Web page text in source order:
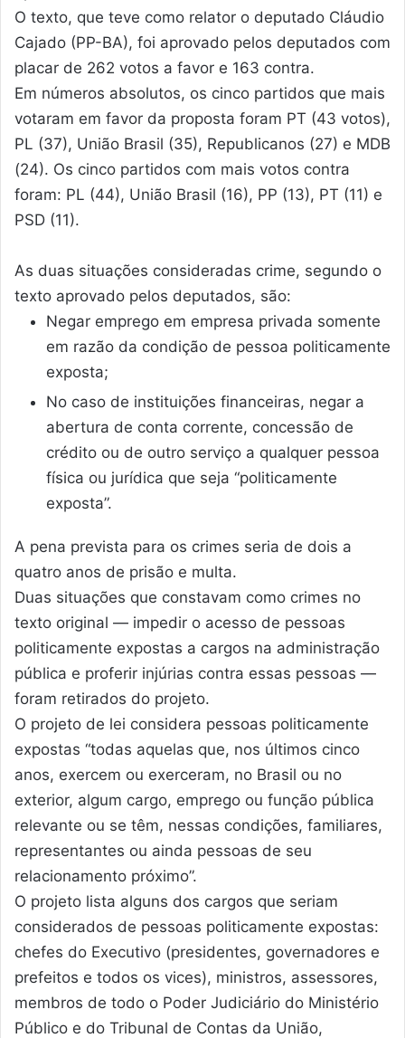
O texto, que teve como relator o deputado Cláudio
Cajado (PP-BA), foi aprovado pelos deputados com
placar de 262 votos a favor e 163 contra.
Em números absolutos, os cinco partidos que mais
votaram em favor da proposta foram PT (43 votos),
PL (37), União Brasil (35), Republicanos (27) e MDB
(24). Os cinco partidos com mais votos contra
foram: PL (44), União Brasil (16), PP (13), PT (11) e
PSD (11).
As duas situações consideradas crime, segundo o
texto aprovado pelos deputados, são:
Negar emprego em empresa privada somente
em razão da condição de pessoa politicamente
exposta;
No caso de instituições financeiras, negar a
abertura de conta corrente, concessão de
crédito ou de outro serviço a qualquer pessoa
física ou jurídica que seja “politicamente
exposta”.
A pena prevista para os crimes seria de dois a
quatro anos de prisão e multa.
Duas situações que constavam como crimes no
texto original — impedir o acesso de pessoas
politicamente expostas a cargos na administração
pública e proferir injúrias contra essas pessoas —
foram retirados do projeto.
O projeto de lei considera pessoas politicamente
expostas “todas aquelas que, nos últimos cinco
anos, exercem ou exerceram, no Brasil ou no
exterior, algum cargo, emprego ou função pública
relevante ou se têm, nessas condições, familiares,
representantes ou ainda pessoas de seu
relacionamento próximo”.
O projeto lista alguns dos cargos que seriam
considerados de pessoas politicamente expostas:
chefes do Executivo (presidentes, governadores e
prefeitos e todos os vices), ministros, assessores,
membros de todo o Poder Judiciário do Ministério
Público e do Tribunal de Contas da União,